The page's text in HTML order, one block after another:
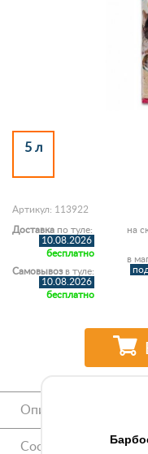
5 л
Артикул: 113922
на
в
Доставка по туле:
10.08.2026
бесплатно
Самовывозв туле:
10.08.2026
бесплатно
Описание
Состав